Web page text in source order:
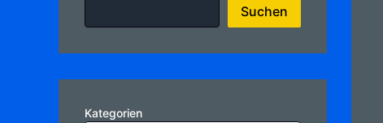
Suchen
Kategorien